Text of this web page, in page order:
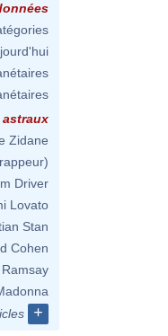
Zidane
Driver
Lovato
Stan
Cohen
+